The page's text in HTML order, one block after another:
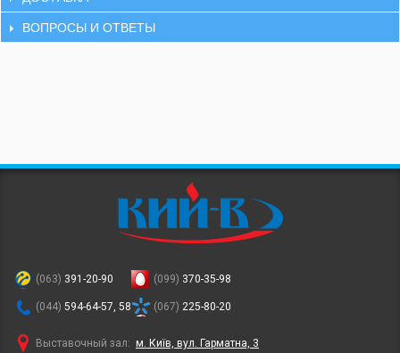
ВОПРОСЫ И ОТВЕТЫ
(063) 391-20-90
(044) 594-64-57, 58
(099) 370-35-98
(067) 225-80-20
Выставочный зал: м. Київ, вул. Гарматна, 3